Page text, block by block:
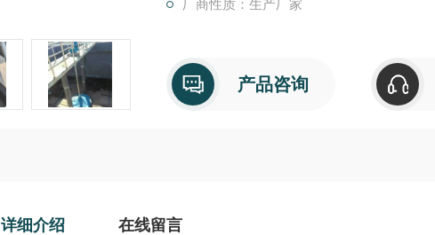
厂商性质：生产厂家
产品咨询
详细介绍 在线留言